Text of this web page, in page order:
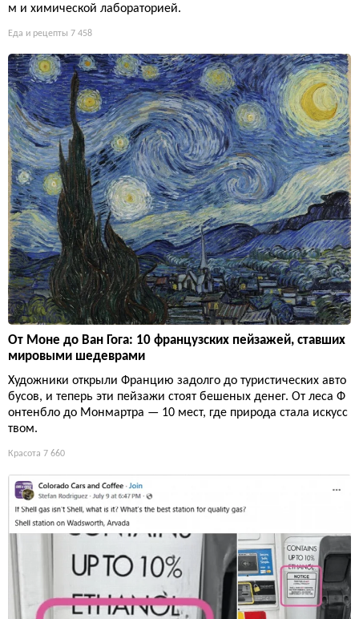
м и химической лабораторией.
Еда и рецепты 7 458
От Моне до Ван Гога: 10 французских пейзажей, ставших
мировыми шедеврами
Художники открыли Францию задолго до туристических авто
бусов, и теперь эти пейзажи стоят бешеных денег. От леса Ф
онтенбло до Монмартра — 10 мест, где природа стала искусс
твом.
Красота 7 660